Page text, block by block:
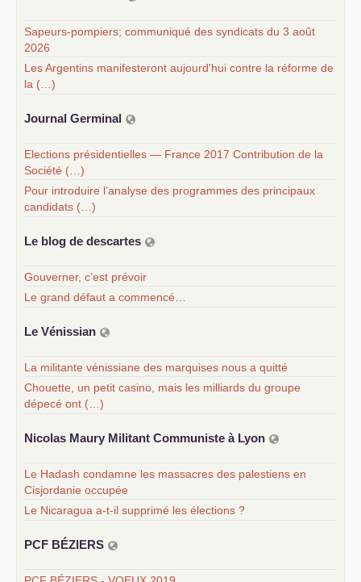
Sapeurs-pompiers; communiqué des syndicats du 3 août
2026
Les Argentins manifesteront aujourd'hui contre la réforme de
la (…)
Journal Germinal
Elections présidentielles — France 2017 Contribution de la
Société (…)
Pour introduire l’analyse des programmes des principaux
candidats (…)
Le blog de descartes
Gouverner, c’est prévoir
Le grand défaut a commencé…
Le Vénissian
La militante vénissiane des marquises nous a quitté
Chouette, un petit casino, mais les milliards du groupe
dépecé ont (…)
Nicolas Maury Militant Communiste à Lyon
Le Hadash condamne les massacres des palestiens en
Cisjordanie occupée
Le Nicaragua a-t-il supprimé les élections ?
PCF BÉZIERS